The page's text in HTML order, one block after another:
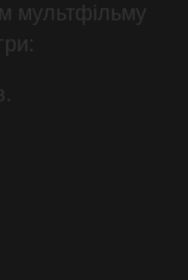
мультфільму